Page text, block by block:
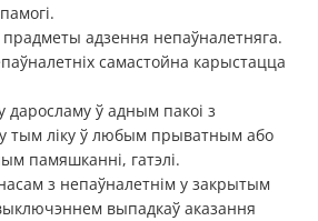
адзення непаўналетняга.
самастойна карыстацца
даросламу ў адным пакоі з
у тым ліку ў любым прыватным або
памяшканні, гатэлі.
з непаўналетнім у закрытым
выпадкаў аказання